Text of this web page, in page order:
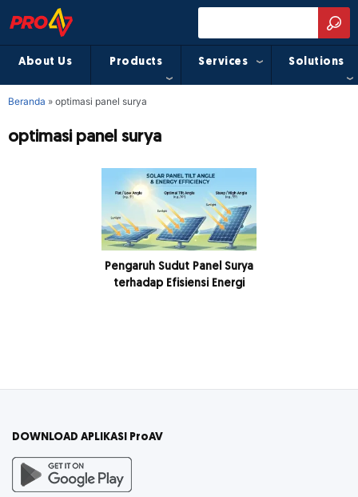
About Us Products Services Solutions
Beranda » optimasi panel surya
optimasi panel surya
Pengaruh Sudut Panel Surya
terhadap Efisiensi Energi
DOWNLOAD APLIKASI ProAV